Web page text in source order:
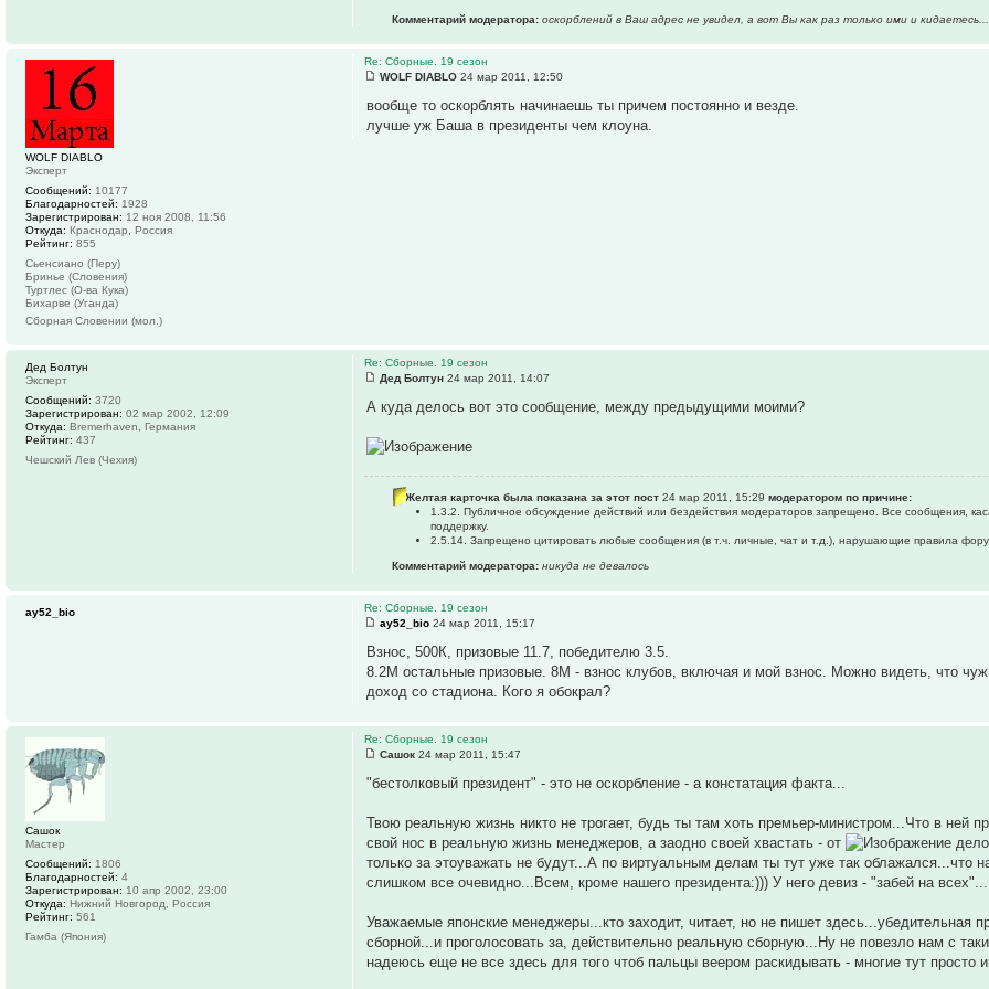
Комментарий модератора: оскорблений в Ваш адрес не увидел, а вот Вы как раз только ими и кидаетесь...
Re: Сборные. 19 сезон
WOLF DIABLO 24 мар 2011, 12:50
вообще то оскорблять начинаешь ты причем постоянно и везде.
лучше уж Баша в президенты чем клоуна.
WOLF DIABLO
Эксперт
Сообщений: 10177
Благодарностей: 1928
Зарегистрирован: 12 ноя 2008, 11:56
Откуда: Краснодар, Россия
Рейтинг: 855
Сьенсиано (Перу)
Бринье (Словения)
Туртлес (О-ва Кука)
Бихарве (Уганда)
Сборная Словении (мол.)
Re: Сборные. 19 сезон
Дед Болтун 24 мар 2011, 14:07
А куда делось вот это сообщение, между предыдущими моими?
Желтая карточка была показана за этот пост24 мар 2011, 15:29 модератором по причине:
1.3.2. Публичное обсуждение действий или бездействия модераторов запрещено. Все сообщения,
поддержку.
2.5.14. Запрещено цитировать любые сообщения (в т.ч. личные, чат и т.д.), нарушающие правила
Комментарий модератора: никуда не девалось
Дед Болтун
Эксперт
Сообщений: 3720
Зарегистрирован: 02 мар 2002, 12:09
Откуда: Bremerhaven, Германия
Рейтинг: 437
Чешский Лев (Чехия)
Re: Сборные. 19 сезон
ay52_bio 24 мар 2011, 15:17
Взнос, 500К, призовые 11.7, победителю 3.5.
8.2М остальные призовые. 8М - взнос клубов, включая и мой взнос. Можно видеть, что
доход со стадиона. Кого я обокрал?
ay52_bio
Re: Сборные. 19 сезон
Сашок 24 мар 2011, 15:47
"бестолковый президент" - это не оскорбление - а констатация факта...
Твою реальную жизнь никто не трогает, будь ты там хоть премьер-министром...Что в ней
свой нос в реальную жизнь менеджеров, а заодно своей хвастать - от
только за этоуважать не будут...А по виртуальным делам ты тут уже так облажался...что
слишком все очевидно...Всем, кроме нашего президента:))) У него девиз - "забей на всех"...
Уважаемые японские менеджеры...кто заходит, читает, но не пишет здесь...убедительная
сборной...и проголосовать за, действительно реальную сборную...Ну не повезло нам с
надеюсь еще не все здесь для того чтоб пальцы веером раскидывать - многие тут просто
Сашок
Мастер
Сообщений: 1806
Благодарностей: 4
Зарегистрирован: 10 апр 2002, 23:00
Откуда: Нижний Новгород, Россия
Рейтинг: 561
Гамба (Япония)